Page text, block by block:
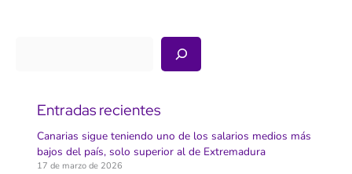
Entradas recientes
Canarias sigue teniendo uno de los salarios medios más
bajos del país, solo superior al de Extremadura
17 de marzo de 2026